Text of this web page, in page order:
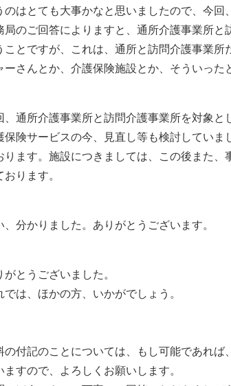
のはとても大事かなと思いましたので、今回
局のご回答によりますと、通所介護事業所
ことですが、これは、通所と訪問介護事業
ーさんとか、介護保険施設とか、そういった
、通所介護事業所と訪問介護事業所を対象と
保険サービスの今、見直し等も検討してい
ります。施設につきましては、この後また
おります。
、分かりました。ありがとうございます。
がとうございました。
では、ほかの方、いかがでしょう。
の付記のことについては、もし可能であれ
ますので、よろしくお願いします。